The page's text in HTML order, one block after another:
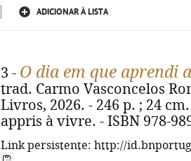
ADICIONAR À LISTA
3 - O dia em que aprendi
trad. Carmo Vasconcelos
Livros, 2026. - 246 p. ; 24
appris à vivre. - ISBN 978-
Link persistente: http://